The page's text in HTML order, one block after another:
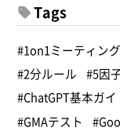
Tags
#1on1ミーティング
#2分ルール
#5因
#ChatGPT基本ガイ
#GMAテスト